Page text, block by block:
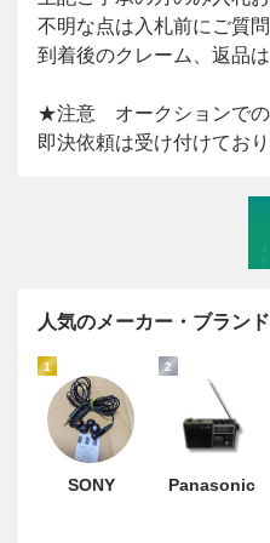
人気のメーカー・ブランド
1
SONY
2
Panasonic